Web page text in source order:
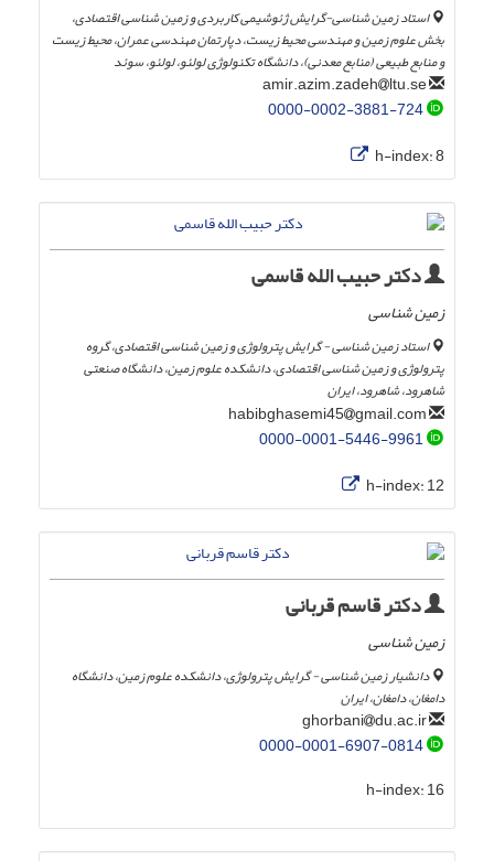
استاد زمین شناسی-گرایش ژئوشیمی کاربردی و زمین شناسی اقتصادی،
بخش علوم زمین و مهندسی محیط زیست، دپارتمان مهندسی عمران، محیط زیست
و منابع طبیعی (منابع معدنی)، دانشگاه تکنولوژی لولئو، لولئو، سوئد
ltu.se
0000-0002-3881-724
h-index:8
دکتر حبیب الله قاسمی
زمین شناسی
استاد زمین شناسی - گرایش پترولوژی و زمین شناسی اقتصادی، گروه
پترولوژی و زمین شناسی اقتصادی، دانشکده علوم زمین، دانشگاه صنعتی
شاهرود، شاهرود، ایران
gmail.com
0000-0001-5446-9961
h-index:12
دکتر قاسم قربانی
زمین شناسی
دانشیار زمین شناسی - گرایش پترولوژی، دانشکده علوم زمین، دانشگاه
دامغان، دامغان، ایران
du.ac.ir
0000-0001-6907-0814
h-index:16